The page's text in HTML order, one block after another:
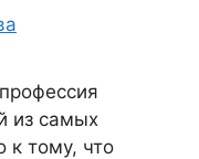
из самых
к тому, что